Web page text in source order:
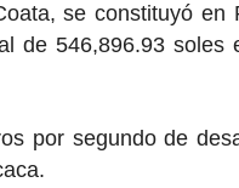
se constituyó
de 546,896.93
por segundo de